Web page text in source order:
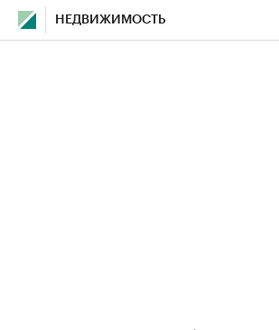
НЕДВИЖИМОСТЬ